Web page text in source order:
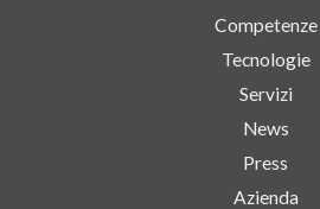
Competenze
Tecnologie
Servizi
News
Press
Azienda